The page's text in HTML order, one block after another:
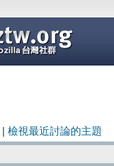
檢視最近討論的主題